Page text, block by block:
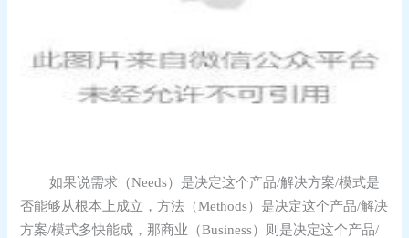
如果说需求（Needs）是决定这个产品/解决方案/模式是
否能够从根本上成立，方法（Methods）是决定这个产品/解决
方案/模式多快能成，那商业（Business）则是决定这个产品/